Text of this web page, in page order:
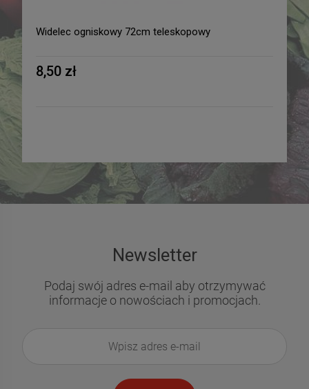
Pomidor pod osłony
Pomidor pod osłony
Widelec ogniskowy 72cm teleskopowy
8,50 zł
Newsletter
Podaj swój adres e-mail aby otrzymywać
informacje o nowościach i promocjach.